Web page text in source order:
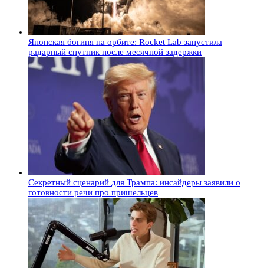
Японская богиня на орбите: Rocket Lab запустила
радарный спутник после месячной задержки
Секретный сценарий для Трампа: инсайдеры заявили о
готовности речи про пришельцев